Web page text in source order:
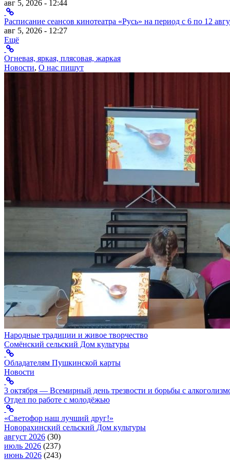
авг 5, 2026 - 12:44
Расписание сеансов кинотеатра «Русь» на период с 6 по 12
авг 5, 2026 - 12:27
Ещё
Огневая, яркая, плясовая, жаркая
Новости, О нас пишут
Народные традиции и живое творчество
Сомёнский сельский Дом культуры
Обладателям Пушкинской карты
Новости
3 октября — Всемирный день трезвости и борьбы с
Отдел по работе с молодёжью
«Светофор наш лучший друг!»
Новорахинский сельский Дом культуры
август 2026 (30)
июль 2026 (237)
июнь 2026 (243)